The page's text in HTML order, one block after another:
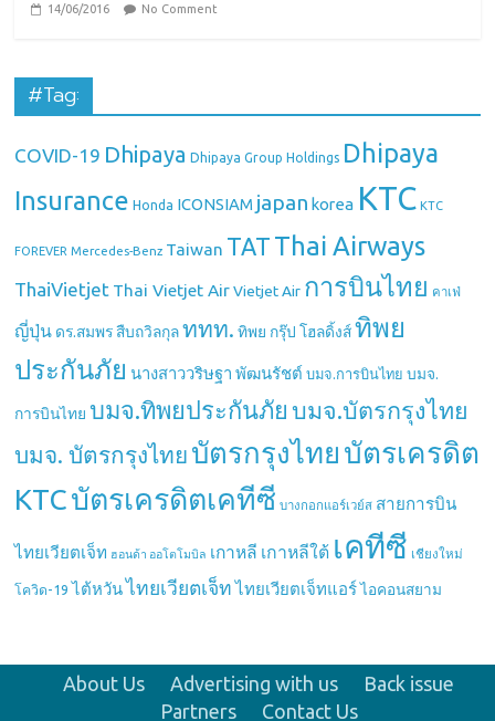
14/06/2016 No Comment
#Tag:
COVID-19 Dhipaya Dhipaya Group Holdings Dhipaya
Insurance Honda ICONSIAM japan korea KTC KTC
FOREVER Mercedes-Benz Taiwan TAT Thai Airways
ThaiVietjet Thai Vietjet Air Vietjet Air การบินไทย คาเฟ่
ญี่ปุ่น ดร.สมพร สืบถวิลกุล ททท. ทิพย กรุ๊ป โฮลดิ้งส์ ทิพย
ประกันภัย นางสาววริษฐา พัฒนรัชต์ บมจ.การบินไทย บมจ.
การบินไทย บมจ.ทิพยประกันภัย บมจ.บัตรกรุงไทย
บมจ. บัตรกรุงไทย บัตรกรุงไทย บัตรเครดิต
KTCบัตรเครดิตเคทีซี บางกอกแอร์เวย์ส สายการบิน
ไทยเวียตเจ็ท ฮอนด้า ออโตโมบิล เกาหลี เกาหลีใต้ เคทีซี เชียงใหม่
โควิด-19 ไต้หวัน ไทยเวียตเจ็ท ไทยเวียตเจ็ทแอร์ ไอคอนสยาม
About Us Advertising with us
Back issue
Partners
Contact Us